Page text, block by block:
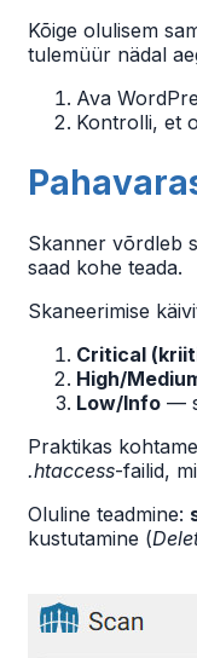
Kõige olulisem
tulemüür nädal
Ava
Kontrolli, et
Skanner võrdleb
saad kohe teada.
Skaneerimise
Critical
High/
Low/Info —
Praktikas
.htaccess-failid,
Oluline teadmine:
kustutamine (